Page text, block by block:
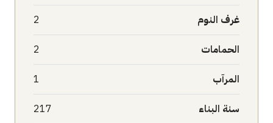
غرف النوم 2
الحمامات 2
المرآب 1
سنة البناء 217